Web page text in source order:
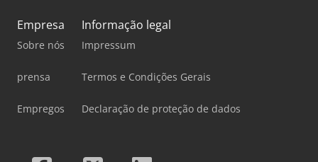
Empresa
Sobre nós
prensa
Empregos
Informação legal
Impressum
Termos e Condições Gerais
Declaração de proteção de dados